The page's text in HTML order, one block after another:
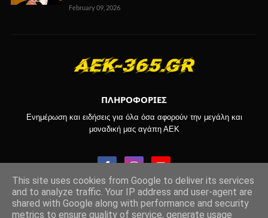
February 09, 2026
ΠΛΗΡΟΦΟΡΙΕΣ
Ενημέρωση και ειδήσεις για όλα όσα αφορούν την μεγάλη και
μοναδική μας αγάπη ΑΕΚ
Copyright © 2017-2024 -aek-365.gr
This site uses cookies from Google to deliver its services
and to analyze traffic. Your IP address and user-agent are
shared with Google along with performance and security
metrics to ensure quality of service, generate usage